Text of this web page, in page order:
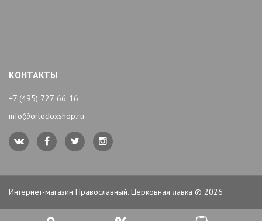
КОНТАКТЫ
+7 (495) 727-66-16
info@ortodoxshop.ru
Интернет-магазин Православный. Церковная лавка © 2026